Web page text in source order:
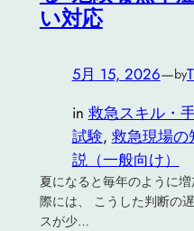
い対応
5月 15, 2026—by
in 救急スキル・
試験, 救急現場の
説（一般向け）
夏になると毎年のように
際には、 こうした判断の
スが少…